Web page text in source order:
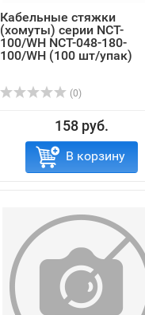
Кабельные стяжки
(хомуты) серии NCT-
100/WH NCT-048-180-
100/WH (100 шт/упак)
(0)
158 руб.
В корзину